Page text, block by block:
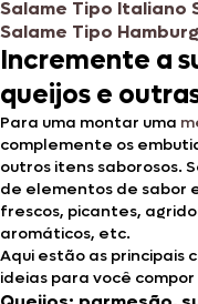
Salame Tipo Italiano
Salame Tipo
Incremente a
queijos e
Para uma montar uma
complemente os
outros itens saborosos.
de elementos de sabor
frescos, picantes,
aromáticos, etc.
Aqui estão as principais
ideias para você